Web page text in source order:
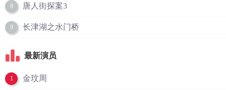
8 唐人街探案3
9 长津湖之水门桥
最新演员
1 金玟周